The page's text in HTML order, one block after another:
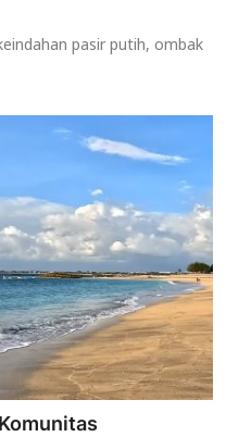
pasir putih, ombak